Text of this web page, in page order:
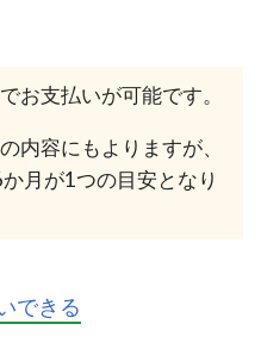
お支払いが可能です。
内容にもよりますが、
月が1つの目安となり
できる